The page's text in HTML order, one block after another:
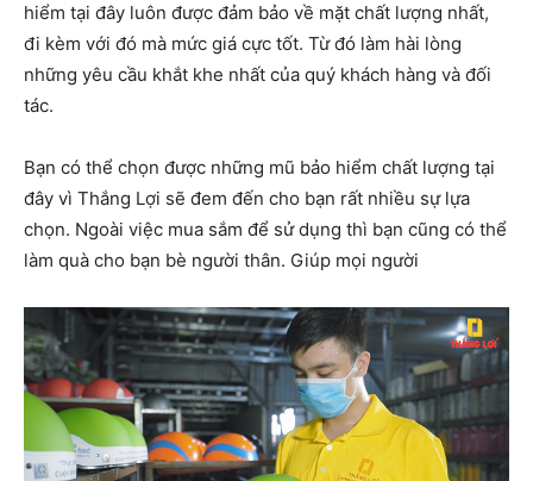
hiểm tại đây luôn được đảm bảo về mặt chất lượng nhất,
đi kèm với đó mà mức giá cực tốt. Từ đó làm hài lòng
những yêu cầu khắt khe nhất của quý khách hàng và đối
tác.
Bạn có thể chọn được những mũ bảo hiểm chất lượng tại
đây vì Thắng Lợi sẽ đem đến cho bạn rất nhiều sự lựa
chọn. Ngoài việc mua sắm để sử dụng thì bạn cũng có thể
làm quà cho bạn bè người thân. Giúp mọi người